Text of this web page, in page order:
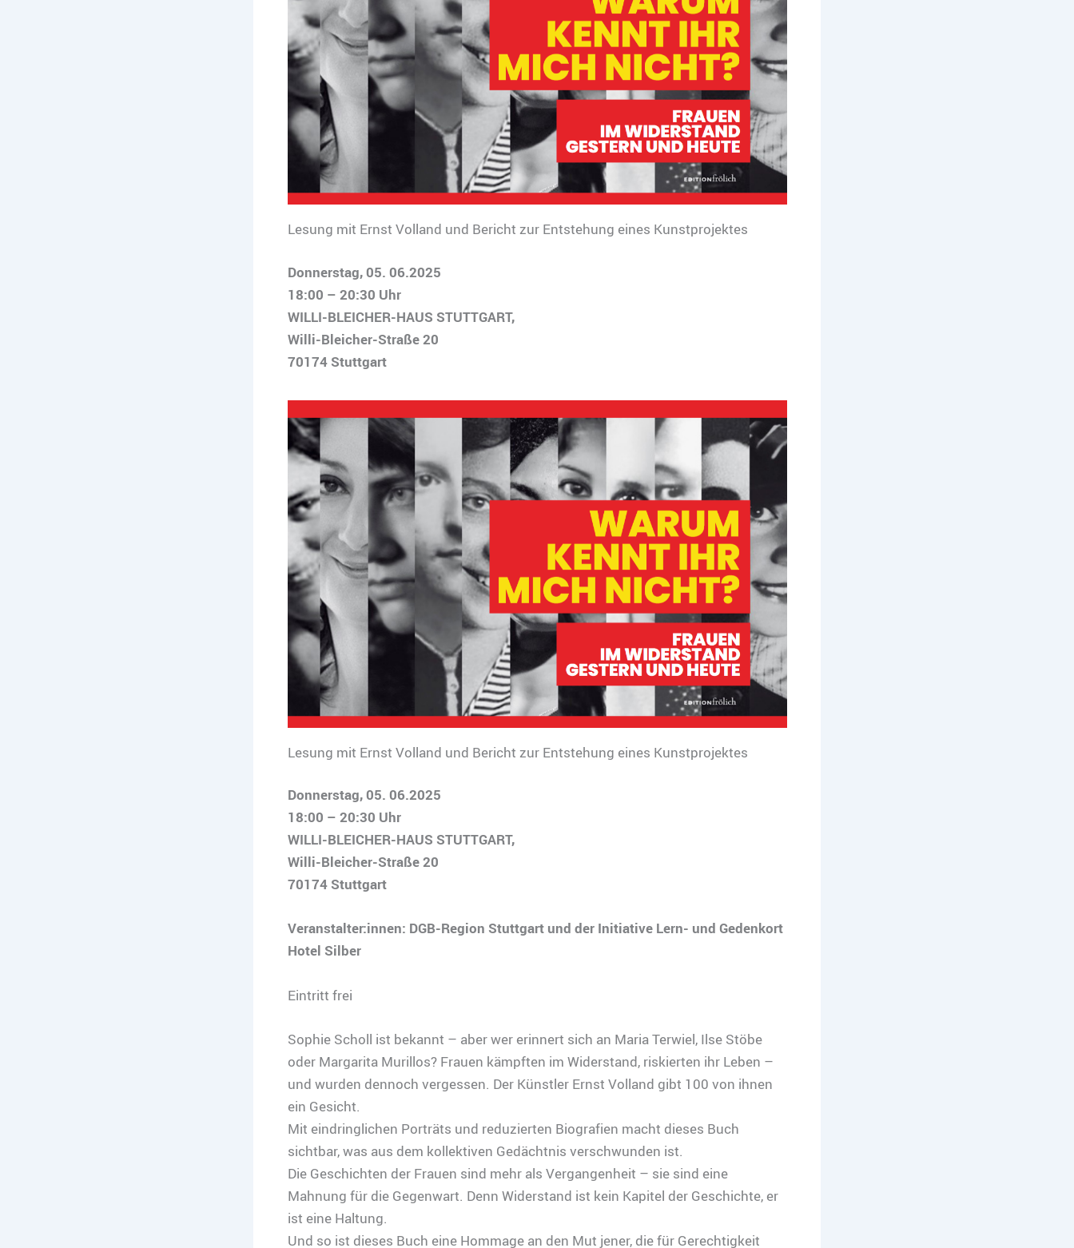
Lesung mit Ernst Volland und Bericht zur Entstehung eines Kunstprojektes
Donnerstag, 05. 06.2025
18:00 – 20:30 Uhr
WILLI-BLEICHER-HAUS STUTTGART,
Willi-Bleicher-Straße 20
70174 Stuttgart
Lesung mit Ernst Volland und Bericht zur Entstehung eines Kunstprojektes
Donnerstag, 05. 06.2025
18:00 – 20:30 Uhr
WILLI-BLEICHER-HAUS STUTTGART,
Willi-Bleicher-Straße 20
70174 Stuttgart
Veranstalter:innen: DGB-Region Stuttgart und der Initiative Lern- und Gedenkort
Hotel Silber
Eintritt frei
Sophie Scholl ist bekannt – aber wer erinnert sich an Maria Terwiel, Ilse Stöbe
oder Margarita Murillos? Frauen kämpften im Widerstand, riskierten ihr Leben –
und wurden dennoch vergessen. Der Künstler Ernst Volland gibt 100 von ihnen
ein Gesicht.
Mit eindringlichen Porträts und reduzierten Biografien macht dieses Buch
sichtbar, was aus dem kollektiven Gedächtnis verschwunden ist.
Die Geschichten der Frauen sind mehr als Vergangenheit – sie sind eine
Mahnung für die Gegenwart. Denn Widerstand ist kein Kapitel der Geschichte, er
ist eine Haltung.
Und so ist dieses Buch eine Hommage an den Mut jener, die für Gerechtigkeit